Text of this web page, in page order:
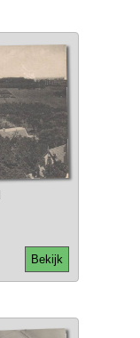
Bekijk